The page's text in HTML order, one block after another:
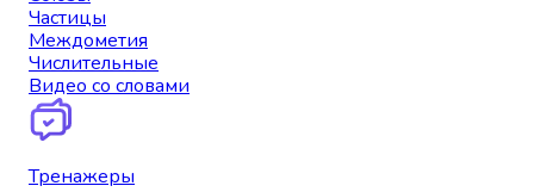
Частицы
Междометия
Числительные
Видео со словами
Тренажеры